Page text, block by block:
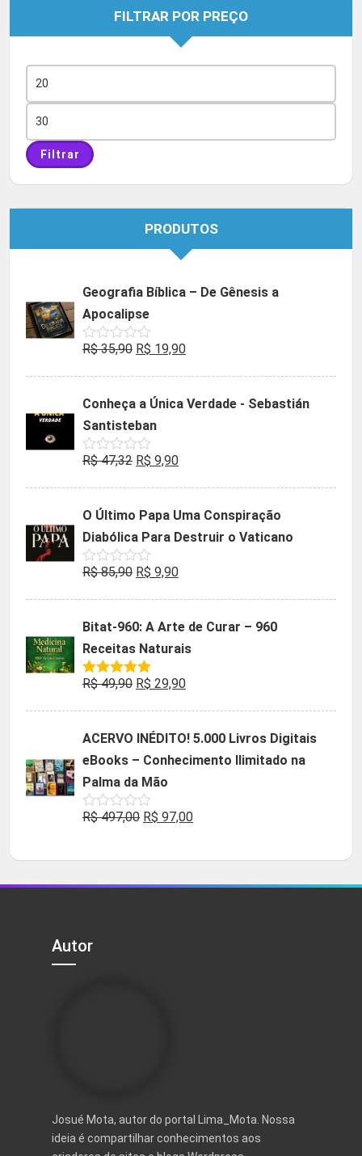
FILTRAR POR PREÇO
mínimo
máximo
Filtrar
PRODUTOS
Geografia Bíblica – De Gênesis a
Apocalipse
Avaliação
de
R$35,90 O
era:
R$ 35,90.
R$ 19,90O
é:
Conheça a Única Verdade - Sebastián
Santisteban
Avaliação
de
R$47,32 O
era:
R$ 47,32.
R$ 9,90O
é:
R$ 9,90.
O Último Papa Uma Conspiração
Diabólica Para Destruir o Vaticano
Avaliação
de
R$85,90 O
era:
R$ 85,90.
R$ 9,90O
é:
R$ 9,90.
Bitat-960: A Arte de Curar – 960
Receitas Naturais
Avaliação
R$49,90 O
era:
R$ 49,90.
R$ 29,90O
é:
R$ 29,90.
ACERVO INÉDITO! 5.000 Livros Digitais
eBooks – Conhecimento Ilimitado na
Palma da Mão
Avaliação
5
R$497,00 O
original
era:
R$ 97,00O
atual
é:
Autor
Josué Mota, autor do portal Lima_Mota. Nossa
ideia é compartilhar conhecimentos aos